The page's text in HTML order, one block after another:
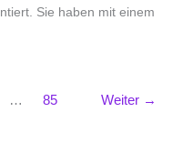
Sie haben mit einem
… 85 Weiter →